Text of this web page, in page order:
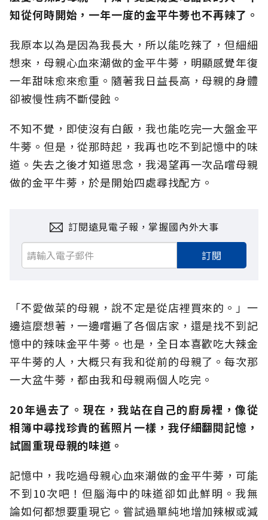
知從何時開始，一年一度的金平牛蒡也不再辣了。
我原本以為是因為我長大，所以能吃辣了，但細細
想來，母親心血來潮做的金平牛蒡，明顯感覺年復
一年甜味愈來愈重。隨著我日益長高，母親的身體
卻被慢性病不斷侵蝕。
不知不覺，即使沒有白飯，我也能吃完一大盤金平
牛蒡。但是，從那時起，我再也吃不到記憶中的味
道。失去之後才知道思念，我渴望再一次品嚐母親
做的金平牛蒡，於是開始四處尋找配方。
訂閱遠見電子報，掌握國內外大事
訂閱
「不愛做菜的母親，說不定是從店裡買來的。」一
邊這麼想著，一邊嚐遍了各個店家，還是找不到記
憶中的辣味金平牛蒡。也是，全日本喜歡吃大辣金
平牛蒡的人，大概只有我和從前的母親了。每次那
一大盆牛蒡，都由我和母親兩個人吃完。
20年過去了。現在，我站在自己的廚房裡，像從
相簿中尋找珍貴的舊照片一樣，我仔細翻閱記憶，
試圖重現母親的味道。
記憶中，我吃過母親心血來潮做的金平牛蒡，可能
不到10次吧！但腦海中的味道卻如此鮮明。我無
論如何都想要重現它。嘗試過單純地增加辣椒或減